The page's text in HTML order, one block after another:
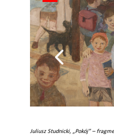
Juliusz Studnicki, „Pokój” –